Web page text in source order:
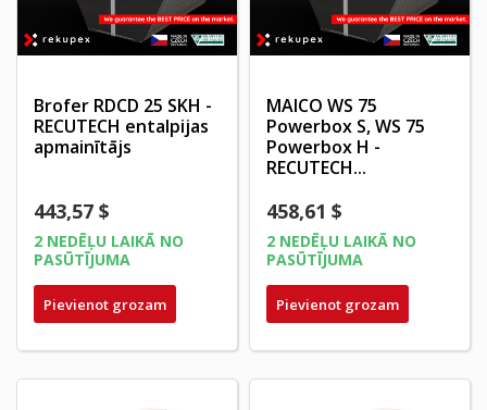
Brofer RDCD 25 SKH -
RECUTECH entalpijas
apmainītājs
443,57 $
2 NEDĒĻU LAIKĀ NO
PASŪTĪJUMA
Pievienot grozam
MAICO WS 75
Powerbox S, WS 75
Powerbox H -
RECUTECH...
458,61 $
2 NEDĒĻU LAIKĀ NO
PASŪTĪJUMA
Pievienot grozam